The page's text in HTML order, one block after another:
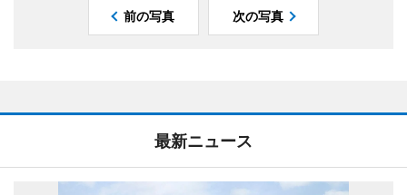
前の写真 次の写真
最新ニュース